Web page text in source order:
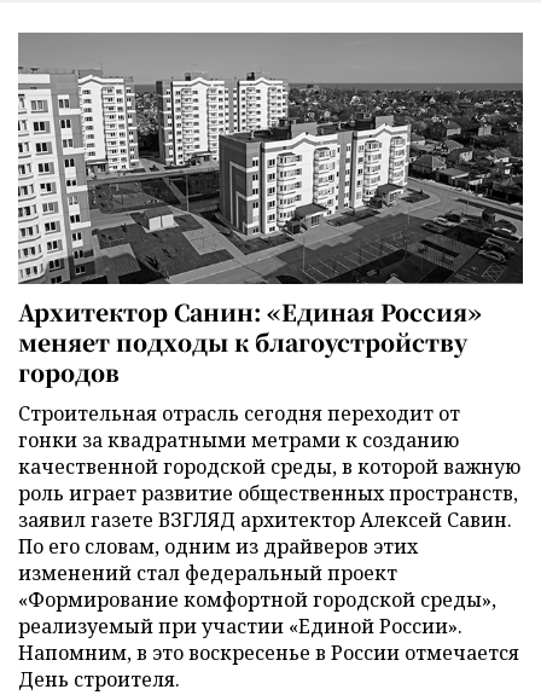
Архитектор Санин: «Единая Россия»
меняет подходы к благоустройству
городов
Строительная отрасль сегодня переходит от
гонки за квадратными метрами к созданию
качественной городской среды, в которой важную
роль играет развитие общественных пространств,
заявил газете ВЗГЛЯД архитектор Алексей Савин.
По его словам, одним из драйверов этих
изменений стал федеральный проект
«Формирование комфортной городской среды»,
реализуемый при участии «Единой России».
Напомним, в это воскресенье в России отмечается
День строителя.